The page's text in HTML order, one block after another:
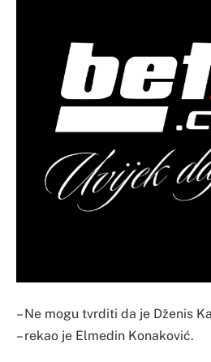
– Ne mogu tvrditi da je Dženis
– rekao je Elmedin Konaković.